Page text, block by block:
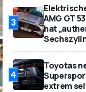
3
AMG GT
hat
4
Toyotas
extrem